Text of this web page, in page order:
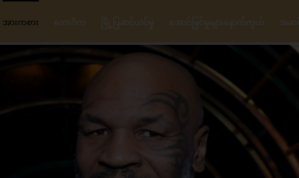
အားကစား တေးဂီတ မြို့ပြဆင်ယင်မှု အောင်မြင်မှုများနောက်ကွယ် အဆ